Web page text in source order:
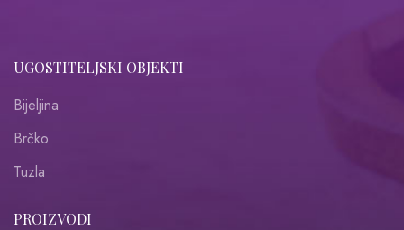
UGOSTITELJSKI OBJEKTI
Bijeljina
Brčko
Tuzla
PROIZVODI